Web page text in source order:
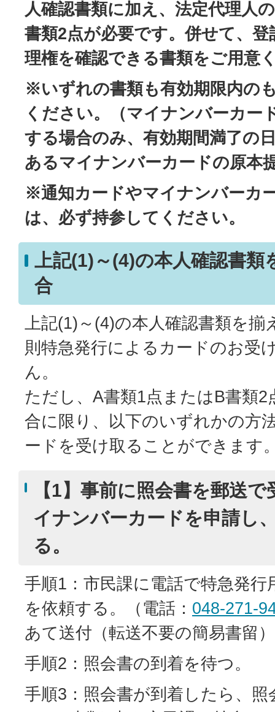
人確認書類に加え、法定代理人
書類2点が必要です。併せて、登
理権を確認できる書類をご用意
※いずれの書類も有効期限内の
ください。（マイナンバーカー
する場合のみ、有効期間満了の
あるマイナンバーカードの原本
※通知カードやマイナンバーカ
は、必ず持参してください。
上記(1)～(4)の本人確認書類
合
上記(1)～(4)の本人確認書類を揃
則特急発行によるカードのお受
ん。
ただし、A書類1点またはB書類
合に限り、以下のいずれかの方
ードを受け取ることができます
【1】事前に照会書を郵送
イナンバーカードを申請し
る。
手順1：市民課に電話で特急発行
を依頼する。（電話： 048-271-
あて送付（転送不要の簡易書留）
手順2：照会書の到着を待つ。
手順3：照会書が到着したら、照